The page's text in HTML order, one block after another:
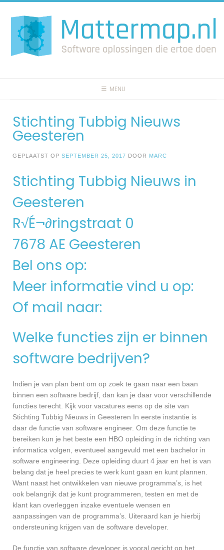
naar
inhoud
MENU
Stichting Tubbig Nieuws
Geesteren
GEPLAATST OP SEPTEMBER 25, 2017 DOOR MARC
Stichting Tubbig Nieuws in
Geesteren
R√É¬∂ringstraat 0
7678 AE Geesteren
Bel ons op:
Meer informatie vind u op:
Of mail naar:
Welke functies zijn er binnen
software bedrijven?
Indien je van plan bent om op zoek te gaan naar een baan
binnen een software bedrijf, dan kan je daar voor verschillende
functies terecht. Kijk voor vacatures eens op de site van
Stichting Tubbig Nieuws in Geesteren In eerste instantie is
daar de functie van software engineer. Om deze functie te
bereiken kun je het beste een HBO opleiding in de richting van
informatica volgen, eventueel aangevuld met een bachelor in
software engineering. Deze opleiding duurt 4 jaar en het is van
belang dat je heel precies te werk kunt gaan en kunt plannen.
Want naast het ontwikkelen van nieuwe programma’s, is het
ook belangrijk dat je kunt programmeren, testen en met de
klant kan overleggen inzake eventuele wensen en
aanpassingen van de programma’s. Uiteraard kan je hierbij
ondersteuning krijgen van de software developer.
De functie van software developer is vooral gericht op het